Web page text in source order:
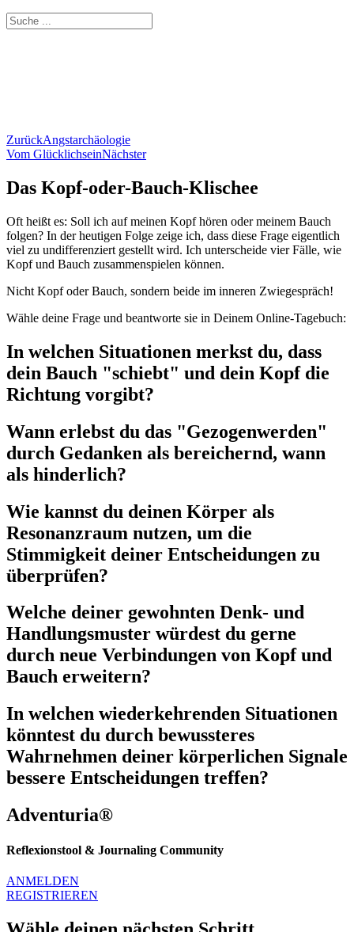
Suche
nach:
ZurückAngstarchäologie
Vom GlücklichseinNächster
Das Kopf-oder-Bauch-Klischee
Oft heißt es: Soll ich auf meinen Kopf hören oder meinem Bauch
folgen? In der heutigen Folge zeige ich, dass diese Frage eigentlich
viel zu undifferenziert gestellt wird. Ich unterscheide vier Fälle, wie
Kopf und Bauch zusammenspielen können.
Nicht Kopf oder Bauch, sondern beide im inneren Zwiegespräch!
Wähle deine Frage und beantworte sie in Deinem Online-Tagebuch:
In welchen Situationen merkst du, dass
dein Bauch "schiebt" und dein Kopf die
Richtung vorgibt?
Wann erlebst du das "Gezogenwerden"
durch Gedanken als bereichernd, wann
als hinderlich?
Wie kannst du deinen Körper als
Resonanzraum nutzen, um die
Stimmigkeit deiner Entscheidungen zu
überprüfen?
Welche deiner gewohnten Denk- und
Handlungsmuster würdest du gerne
durch neue Verbindungen von Kopf und
Bauch erweitern?
In welchen wiederkehrenden Situationen
könntest du durch bewussteres
Wahrnehmen deiner körperlichen Signale
bessere Entscheidungen treffen?
Adventuria®
Reflexionstool & Journaling Community
ANMELDEN
REGISTRIEREN